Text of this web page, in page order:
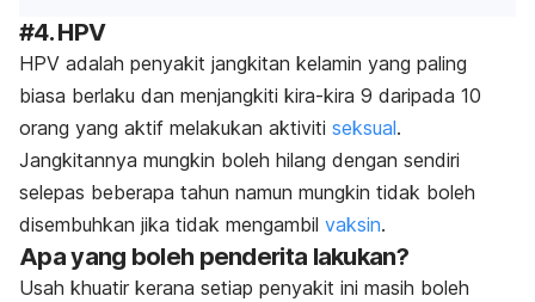
#4. HPV
HPV adalah penyakit jangkitan kelamin yang paling
biasa berlaku dan menjangkiti kira-kira 9 daripada 10
orang yang aktif melakukan aktiviti seksual.
Jangkitannya mungkin boleh hilang dengan sendiri
selepas beberapa tahun namun mungkin tidak boleh
disembuhkan jika tidak mengambil vaksin.
Apa yang boleh penderita lakukan?
Usah khuatir kerana setiap penyakit ini masih boleh